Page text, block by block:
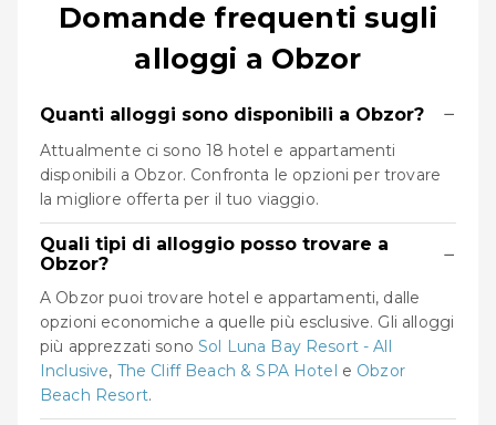
Domande frequenti sugli
alloggi a Obzor
Quanti alloggi sono disponibili a Obzor? −
Attualmente ci sono 18 hotel e appartamenti
disponibili a Obzor. Confronta le opzioni per trovare
la migliore offerta per il tuo viaggio.
Quali tipi di alloggio posso trovare a
Obzor?
−
A Obzor puoi trovare hotel e appartamenti, dalle
opzioni economiche a quelle più esclusive. Gli alloggi
più apprezzati sonoSol Luna Bay Resort - All
Inclusive, The Cliff Beach & SPA Hotel e Obzor
Beach Resort.